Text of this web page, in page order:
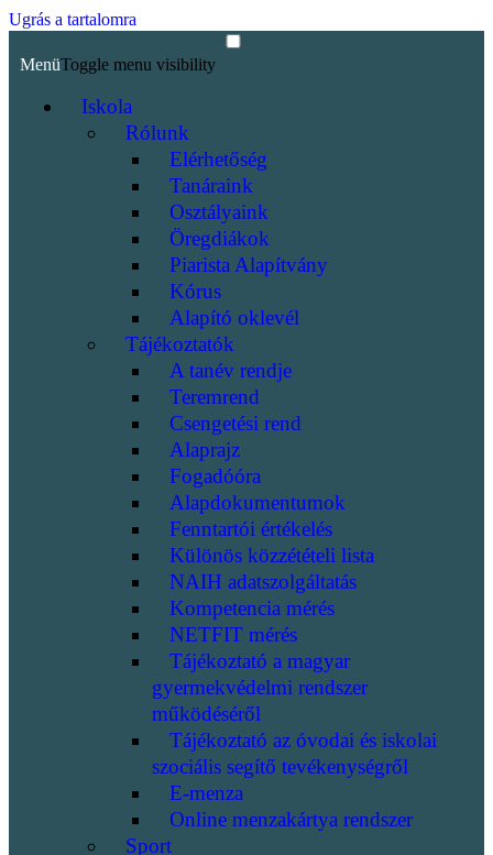
Ugrás a tartalomra
MenüToggle menu visibility
Iskola
Rólunk
Elérhetőség
Tanáraink
Osztályaink
Öregdiákok
Piarista Alapítvány
Kórus
Alapító oklevél
Tájékoztatók
A tanév rendje
Teremrend
Csengetési rend
Alaprajz
Fogadóóra
Alapdokumentumok
Fenntartói értékelés
Különös közzétételi lista
NAIH adatszolgáltatás
Kompetencia mérés
NETFIT mérés
Tájékoztató a magyar
gyermekvédelmi rendszer
működéséről
Tájékoztató az óvodai és iskolai
szociális segítő tevékenységről
E-menza
Online menzakártya rendszer
Sport